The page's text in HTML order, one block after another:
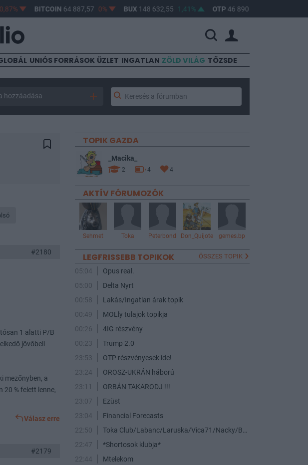
BITCOIN64 887,57 0% BUX 148 632,55 1,41% OTP 46 890 2,16%
UNIÓS FORRÁSOK ÜZLET INGATLAN ZÖLD VILÁG TŐZSDE
hozzáadása
#2180
1 alatti P/B
jövőbeli
mezőnyben, a
% felett lenne,
Válasz erre
#2179
TOPIK GAZDA
_Macika_
2 4 4
AKTÍV FÓRUMOZÓK
Sehmet Toka Peterbond Don_Quijote gemes.bp
LEGFRISSEBB TOPIKOK ÖSSZES TOPIK
05:04
Opus real.
05:00
Delta Nyrt
00:58
Lakás/Ingatlan árak topik
00:49
MOLly tulajok topikja
00:26
4IG részvény
00:23
Trump 2.0
23:53
OTP részvényesek ide!
23:24
OROSZ-UKRÁN háború
23:11
ORBÁN TAKARODJ !!!
23:07
Ezüst
23:04
Financial Forecasts
22:50
Toka Club/Labanc/Laruska/Vica71/Nacky/Bpali/Oldrider/Josefernando/Mcbull/Kawaszabi
22:47
*Shortosok klubja*
22:44
Mtelekom